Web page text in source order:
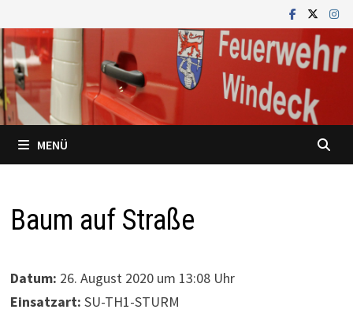
Inhalt
springen
MENÜ
Baum auf Straße
Datum: 26. August 2020 um 13:08 Uhr
Einsatzart: SU-TH1-STURM